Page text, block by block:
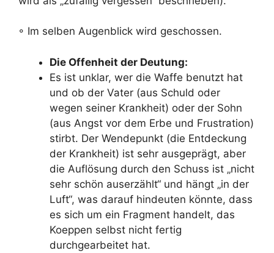
◦ Im selben Augenblick wird geschossen.
Die Offenheit der Deutung:
Es ist unklar, wer die Waffe benutzt hat
und ob der Vater (aus Schuld oder
wegen seiner Krankheit) oder der Sohn
(aus Angst vor dem Erbe und Frustration)
stirbt. Der Wendepunkt (die Entdeckung
der Krankheit) ist sehr ausgeprägt, aber
die Auflösung durch den Schuss ist „nicht
sehr schön auserzählt“ und hängt „in der
Luft“, was darauf hindeuten könnte, dass
es sich um ein Fragment handelt, das
Koeppen selbst nicht fertig
durchgearbeitet hat.